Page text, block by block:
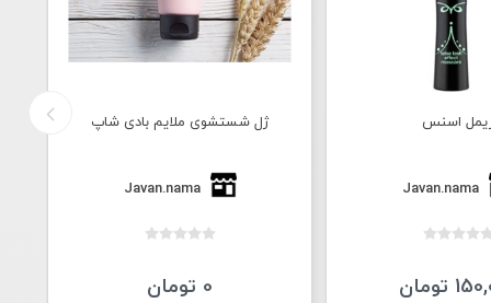
اسنس
Javan.nama
تومان
ژل شستشوی ملایم بادی شاپ
Javan.nama
0 تومان